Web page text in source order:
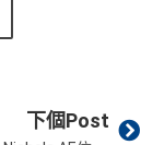
下個Post